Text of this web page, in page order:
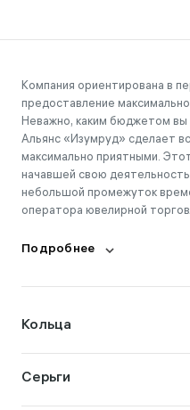
Компания ориентирована в
предоставление
Неважно, каким бюджетом
Альянс «Изумруд» сделает
максимально приятными.
начавшей свою
небольшой промежуток
оператора ювелирной
Подробнее
Кольца
Серьги